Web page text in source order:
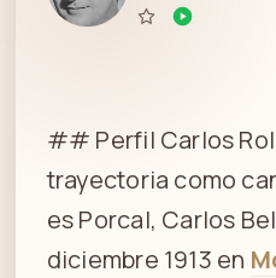
## Perfil Carlos
trayectoria como
es Porcal, Carlos
diciembre 1913 en